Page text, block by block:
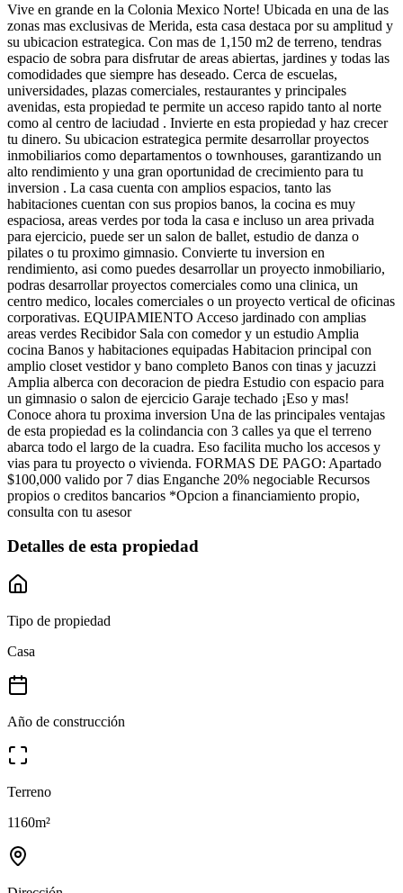
Vive en grande en la Colonia Mexico Norte! Ubicada en una de las
zonas mas exclusivas de Merida, esta casa destaca por su amplitud y
su ubicacion estrategica. Con mas de 1,150 m2 de terreno, tendras
espacio de sobra para disfrutar de areas abiertas, jardines y todas las
comodidades que siempre has deseado. Cerca de escuelas,
universidades, plazas comerciales, restaurantes y principales
avenidas, esta propiedad te permite un acceso rapido tanto al norte
como al centro de laciudad . Invierte en esta propiedad y haz crecer
tu dinero. Su ubicacion estrategica permite desarrollar proyectos
inmobiliarios como departamentos o townhouses, garantizando un
alto rendimiento y una gran oportunidad de crecimiento para tu
inversion . La casa cuenta con amplios espacios, tanto las
habitaciones cuentan con sus propios banos, la cocina es muy
espaciosa, areas verdes por toda la casa e incluso un area privada
para ejercicio, puede ser un salon de ballet, estudio de danza o
pilates o tu proximo gimnasio. Convierte tu inversion en
rendimiento, asi como puedes desarrollar un proyecto inmobiliario,
podras desarrollar proyectos comerciales como una clinica, un
centro medico, locales comerciales o un proyecto vertical de oficinas
corporativas. EQUIPAMIENTO Acceso jardinado con amplias
areas verdes Recibidor Sala con comedor y un estudio Amplia
cocina Banos y habitaciones equipadas Habitacion principal con
amplio closet vestidor y bano completo Banos con tinas y jacuzzi
Amplia alberca con decoracion de piedra Estudio con espacio para
un gimnasio o salon de ejercicio Garaje techado ¡Eso y mas!
Conoce ahora tu proxima inversion Una de las principales ventajas
de esta propiedad es la colindancia con 3 calles ya que el terreno
abarca todo el largo de la cuadra. Eso facilita mucho los accesos y
vias para tu proyecto o vivienda. FORMAS DE PAGO: Apartado
$100,000 valido por 7 dias Enganche 20% negociable Recursos
propios o creditos bancarios *Opcion a financiamiento propio,
consulta con tu asesor
Detalles de esta propiedad
Tipo de propiedad
Casa
Año de construcción
Terreno
1160m²